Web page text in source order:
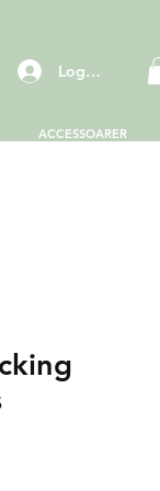
Logga in
ACCESSOARER